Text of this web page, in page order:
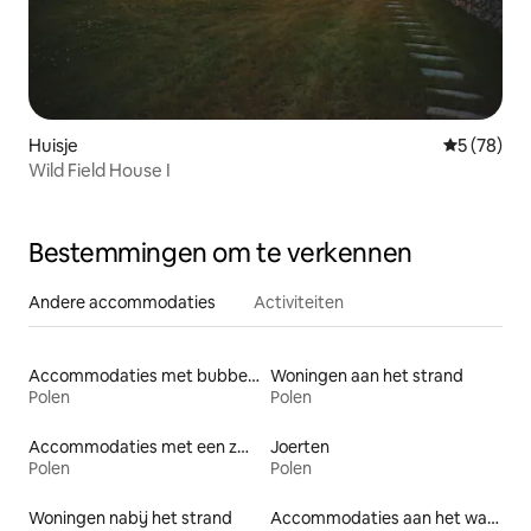
Huisje
5 (78)
Wild Field House I
Bestemmingen om te verkennen
Andere accommodaties Activiteiten
Accommodaties met bubbelbad
Polen
Woningen aan het strand
Polen
Accommodaties met een zwembad
Polen
Joerten
Polen
Woningen nabij het strand
Accommodaties aan het water